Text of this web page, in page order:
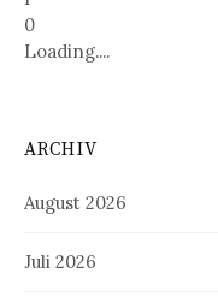
0
Loading....
ARCHIV
August 2026
Juli 2026